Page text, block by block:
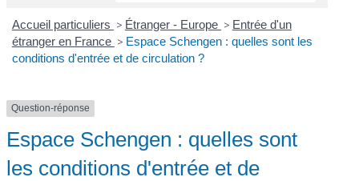
Accueil particuliers > Étranger - Europe > Entrée d'un
étranger en France > Espace Schengen : quelles sont les
conditions d'entrée et de circulation ?
Question-réponse
Espace Schengen : quelles sont
les conditions d'entrée et de